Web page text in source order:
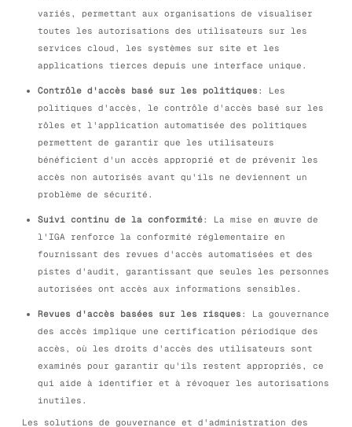
variés, permettant aux organisations de visualiser
toutes les autorisations des utilisateurs sur les
services cloud, les systèmes sur site et les
applications tierces depuis une interface unique.
Contrôle d'accès basé sur les politiques : Les
politiques d'accès, le contrôle d'accès basé sur les
rôles et l'application automatisée des politiques
permettent de garantir que les utilisateurs
bénéficient d'un accès approprié et de prévenir les
accès non autorisés avant qu'ils ne deviennent un
problème de sécurité.
Suivi continu de la conformité: La mise en œuvre de
l'IGA renforce la conformité réglementaire en
fournissant des revues d'accès automatisées et des
pistes d'audit, garantissant que seules les personnes
autorisées ont accès aux informations sensibles.
Revues d'accès basées sur les risques : La gouvernance
des accès implique une certification périodique des
accès, où les droits d'accès des utilisateurs sont
examinés pour garantir qu'ils restent appropriés, ce
qui aide à identifier et à révoquer les autorisations
inutiles.
Les solutions de gouvernance et d'administration des